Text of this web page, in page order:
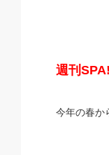
週刊
今年の春か